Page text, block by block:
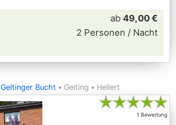
ab 49,00 €
2 Personen / Nacht
Geltinger Bucht Gelting Hellert
★★★★★
1 Bewertung